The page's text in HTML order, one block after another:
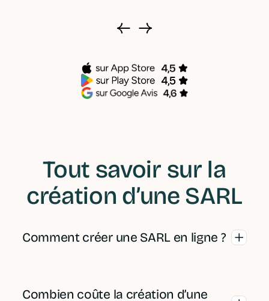
Tout savoir sur la
création d’une SARL
Comment créer une SARL en ligne ?
généralement rédiger les statuts,
Combien coûte la création d’une